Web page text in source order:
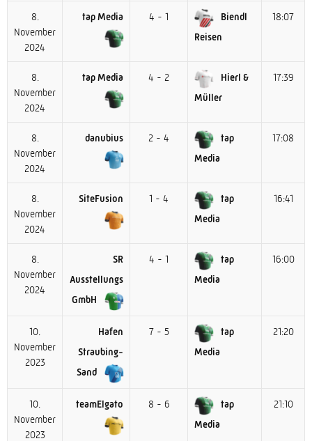
8.
November
2024
tap Media 4 - 1
Biendl
Reisen
18:07
8.
November
2024
tap Media 4 - 2
Hierl &
Müller
17:39
8.
November
2024
danubius 2 - 4
tap
Media
17:08
8.
November
2024
SiteFusion 1 - 4
tap
Media
16:41
8.
November
2024
SR
Ausstellungs
GmbH
4 - 1
tap
Media
16:00
10.
November
2023
Hafen
Straubing-
Sand
7 - 5
tap
Media
21:20
10.
November
2023
teamElgato 8 - 6
tap
Media
21:10